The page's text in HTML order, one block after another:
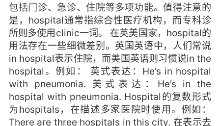
包括门诊、急诊、住院等多项功能。值得注意的
是，hospital通常指综合性医疗机构，而专科诊
所则多使用clinic一词。 在英美国家，hospital的
用法存在一些细微差别。英国英语中，人们常说
in hospital表示住院，而美国英语则习惯说in the
hospital。例如： 英式表达：He’s in hospital
with pneumonia. 美式表达：He’s in the
hospital with pneumonia. Hospital的复数形式
为hospitals，在描述多家医院时使用。例如：
There are three hospitals in this city. 在表示去